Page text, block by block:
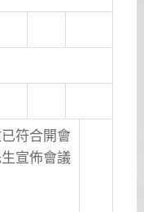
符合開會
宣佈會議